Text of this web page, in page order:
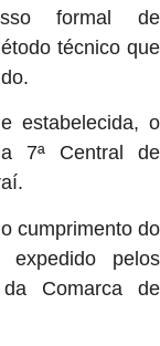
formal de
técnico que
estabelecida, o
7ª Central de
cumprimento do
pelos
Comarca de